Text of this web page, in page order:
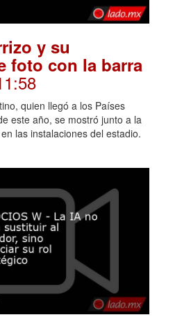
y su
foto con la barra
quien llegó a los Países
este año, se mostró junto a la
las instalaciones del estadio.